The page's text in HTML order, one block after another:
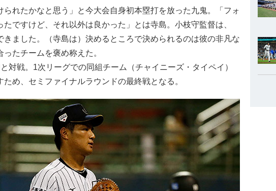
られたかなと思う」と今大会自身初本塁打を放った九鬼。「フォ
ですけど、それ以外は良かった」とは寺島。小枝守監督は、
きました。（寺島は）決めるところで決められるのは彼の非凡な
たチームを褒め称えた。
対戦。1次リーグでの同組チーム（チャイニーズ・タイペイ）
め、セミファイナルラウンドの最終戦となる。